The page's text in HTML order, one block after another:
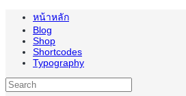
หน้าหลัก
Blog
Shop
Shortcodes
Typography